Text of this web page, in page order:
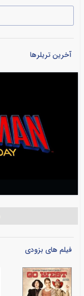
آخرین تریلرها
فیلم های بزودی